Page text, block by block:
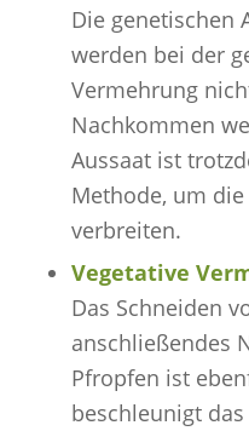
Die genetischen
werden bei der
Vermehrung
Nachkommen
Aussaat ist
Methode, um
verbreiten.
Vegetative
Das Schneiden
anschließendes
Pfropfen ist
beschleunigt